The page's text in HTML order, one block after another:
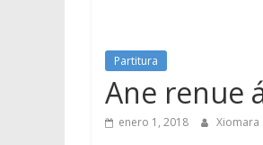
Partitura
Ane renue
enero 1, 2018 Xiomara